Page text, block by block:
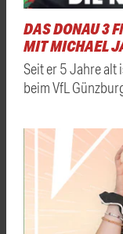
DAS DONAU 3
MIT MICHAEL
Seit er 5 Jahre alt
beim VfL